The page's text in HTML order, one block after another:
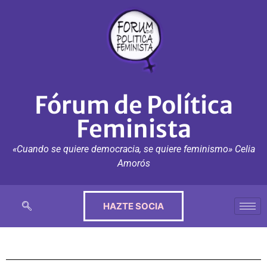
Fórum de Política
Feminista
«Cuando se quiere democracia, se quiere feminismo» Celia
Amorós
HAZTE SOCIA